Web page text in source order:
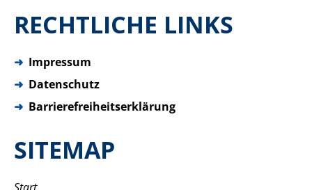
RECHTLICHE LINKS
➜ Impressum
➜ Datenschutz
➜ Barrierefreiheitserklärung
SITEMAP